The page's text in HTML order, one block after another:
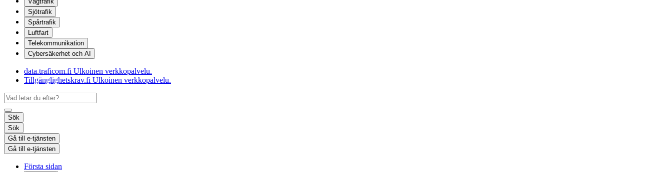
Sjötrafik
Spårtrafik
Luftfart
Telekommunikation
Cybersäkerhet och AI
data.traficom.fi Ulkoinen verkkopalvelu.
Tillgänglighetskrav.fi Ulkoinen verkkopalvelu.
Sök
Sök
Gå till e-tjänsten
Gå till e-tjänsten
Första sidan